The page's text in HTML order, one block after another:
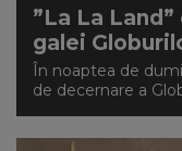
”La La
galei
În noaptea de
de decernare a